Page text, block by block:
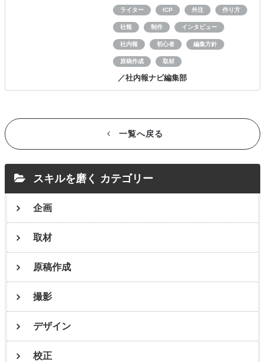
ライター ICP 外注 作り方
社報 制作 インタビュー
社内報 初心者 編集方針
原稿作成 取材
／社内報ナビ編集部
一覧へ戻る
スキルを磨く カテゴリー
企画
取材
原稿作成
撮影
デザイン
校正